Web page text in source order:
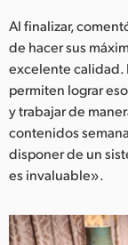
Al finalizar,
de hacer sus
excelente calidad.
permiten lograr
y trabajar de
contenidos
disponer de un
es invaluable».